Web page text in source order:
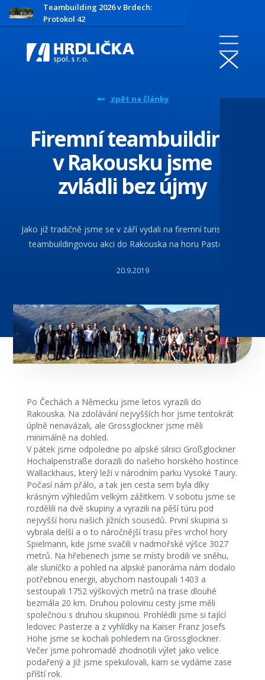
Teambuilding 2026 v Brdech:
Protokol 42
zpět na články
Firemní teambuilding
v Rakousku jsme
zvládli bez újmy
Jako již tradičně jsme se v září vydali na firemní turistickou
teambuildingovou akci do Rakouska na horu Pasterze.
20.9.2019
Po Čechách a Německu jsme letos vyrazili do
Rakouska. Na zdolávání nejvyšších hor jsme tentokrát
úplně nenavázali, ale Grossglockner jsme měli
minimálně na dohled.
V pátek jsme odpoledne po alpské silnici Großglockner
Hochalpenstraße dorazili do našeho horského hostince
Wallackhaus, který leží v národním parku Vysoké Taury.
Počasí nám přálo, a tak jen cesta sem byla díky
krásným výhledům velkým zážitkem. V sobotu jsme se
rozdělili na dvě skupiny a vyrazili na pěší túru pod
nejvyšší horu našich jižních sousedů. První skupina si
vybrala delší a o to náročnější trasu přes vrchol hory
Spielmann, kde jsme svačili v nadmořské výšce 3027
metrů. Na hřebenech jsme se místy brodili ve sněhu,
ale sluníčko a pohled na alpské panoráma nám dodalo
potřebnou energii, abychom nastoupali 1403 a
sestoupali 1752 výškových metrů na trase dlouhé
bezmála 20 km. Druhou polovinu cesty jsme měli
společnou s druhou skupinou. Prohlédli jsme si tající
ledovec Pasterze a z vyhlídky na Kaiser Franz Josefs
Höhe jsme se kochali pohledem na Grossglockner.
Večer jsme pohromadě zhodnotili výlet jako velice
podařený a již jsme spekulovali, kam se vydáme zase
příští rok.